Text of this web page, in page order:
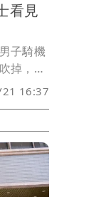
看見
子騎機
掉，遭
出事了
後收到
地院認
事，卻
罰合法
16:37